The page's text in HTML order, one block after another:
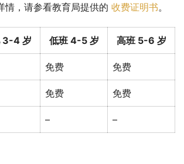
情，请参看教育局提供的 收费证明书。
3-4 岁 低班 4-5 岁 高班 5-6 岁
免费 免费
免费 免费
– –